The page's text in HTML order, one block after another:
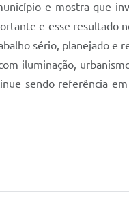
e mostra que
e esse resultado
sério, planejado e
iluminação,
sendo referência